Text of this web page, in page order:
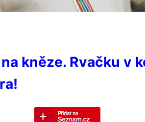
kněze. Rvačku v